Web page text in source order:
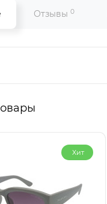
Отзывы 0
Хит